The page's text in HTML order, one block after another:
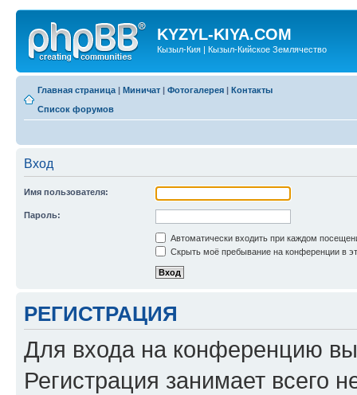
KYZYL-KIYA.COM
Кызыл-Кия | Кызыл-Кийское Землячество
Главная страница | Миничат | Фотогалерея | Контакты
Список форумов
Вход
Имя пользователя:
Пароль:
Автоматически входить при каждом
Скрыть моё пребывание на конференции в
РЕГИСТРАЦИЯ
Для входа на конференцию
Регистрация занимает всего